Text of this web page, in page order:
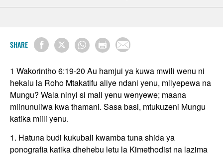
SHARE
1 Wakorintho 6:19-20 Au hamjui ya kuwa mwili wenu ni
hekalu la Roho Mtakatifu aliye ndani yenu, mliyepewa na
Mungu? Wala ninyi si mali yenu wenyewe; maana
mlinunuliwa kwa thamani. Sasa basi, mtukuzeni Mungu
katika miili yenu.
1. Hatuna budi kukubali kwamba tuna shida ya
ponografia katika dhehebu letu la Kimethodist na lazima